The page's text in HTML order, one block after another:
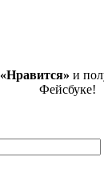
«Нравится» и
Фейсбуке!